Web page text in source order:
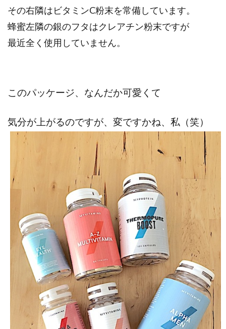
その右隣はビタミンC粉末を常備しています。
蜂蜜左隣の銀のフタはクレアチン粉末ですが
最近全く使用していません。
このパッケージ、なんだか可愛くて
気分が上がるのですが、変ですかね、私（笑）